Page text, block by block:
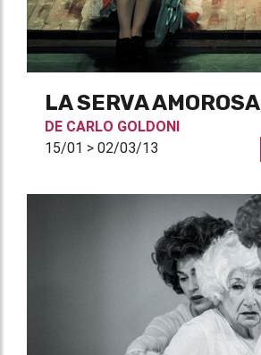
LA SERVA AMOROSA
DE CARLO GOLDONI
15/01 > 02/03/13